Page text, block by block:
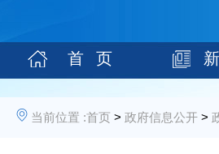
首 页
当前位置 :首页 > 政府信息公开 >